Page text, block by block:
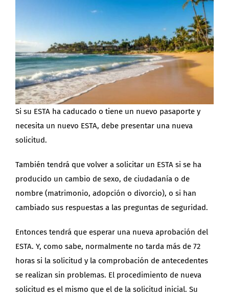
Si su ESTA ha caducado o tiene un nuevo pasaporte y
necesita un nuevo ESTA, debe presentar una nueva
solicitud.
También tendrá que volver a solicitar un ESTA si se ha
producido un cambio de sexo, de ciudadanía o de
nombre (matrimonio, adopción o divorcio), o si han
cambiado sus respuestas a las preguntas de seguridad.
Entonces tendrá que esperar una nueva aprobación del
ESTA. Y, como sabe, normalmente no tarda más de 72
horas si la solicitud y la comprobación de antecedentes
se realizan sin problemas. El procedimiento de nueva
solicitud es el mismo que el de la solicitud inicial. Su